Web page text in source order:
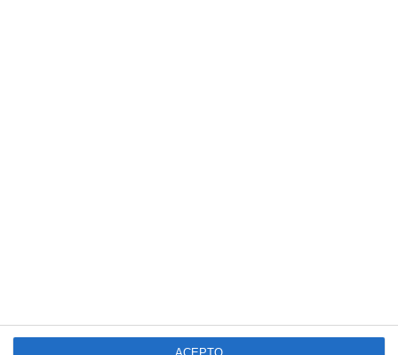
SportMember
Ayuda